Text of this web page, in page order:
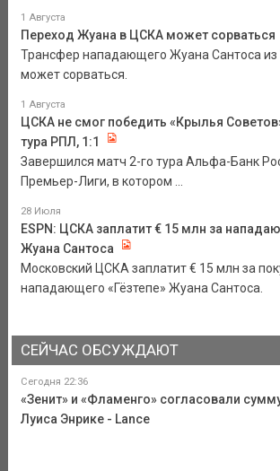
1 Августа
Переход Жуана в ЦСКА может сорваться
Трансфер нападающего Жуана Сантоса из
может сорваться.
1 Августа
ЦСКА не смог победить «Крылья
тура РПЛ, 1:1
Завершился матч 2-го тура Альфа-Банк
Премьер-Лиги, в котором ...
28 Июля
ESPN: ЦСКА заплатит € 15 млн за
Жуана Сантоса
Московский ЦСКА заплатит € 15 млн за
нападающего «Гёзтепе» Жуана Сантоса.
СЕЙЧАС ОБСУЖДАЮТ
Сегодня 22:36
«Зенит» и «Фламенго» согласовали
Луиса Энрике - Lance